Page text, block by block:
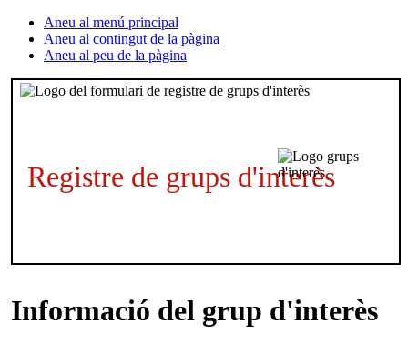
Aneu al menú principal
Aneu al contingut de la pàgina
Aneu al peu de la pàgina
Registre de grups d'interès
Informació del grup d'interès